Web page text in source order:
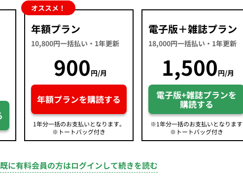
オススメ！
年額プラン
10,800円一括払い・1年更新
900円/月
年額プランを購読する
1年分一括のお支払いとなります。
※トートバッグ付き
電子版＋雑誌プラン
18,000円一括払い・1年更新
1,500円/月
電子版+雑誌プランを
購読する
※1年分一括のお支払いとなります
※トートバッグ付き
既に有料会員の方はログインして続きを読む